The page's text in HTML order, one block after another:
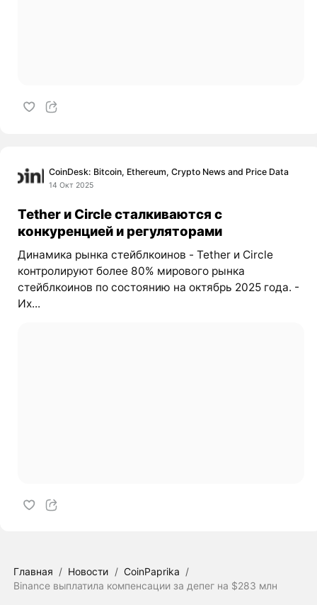
CoinDesk: Bitcoin, Ethereum, Crypto News and Price Data
14 Окт 2025
Tether и Circle сталкиваются с
конкуренцией и регуляторами
Динамика рынка стейблкоинов - Tether и Circle
контролируют более 80% мирового рынка
стейблкоинов по состоянию на октябрь 2025 года. -
Их...
Главная / Новости / CoinPaprika /
Binance выплатила компенсации за депег на $283 млн